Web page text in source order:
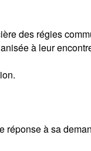
des régies
à leur
réponse à sa